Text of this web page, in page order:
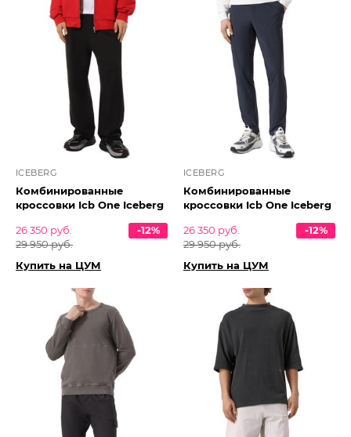
ICEBERG
Комбинированные
кроссовки Icb One Iceberg
26 350 руб.
29 950 руб.
-12%
Купить на ЦУМ
ICEBERG
Комбинированные
кроссовки Icb One Iceberg
26 350 руб.
29 950 руб.
-12%
Купить на ЦУМ